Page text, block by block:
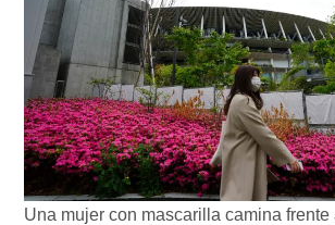
Una mujer con mascarilla camina frente